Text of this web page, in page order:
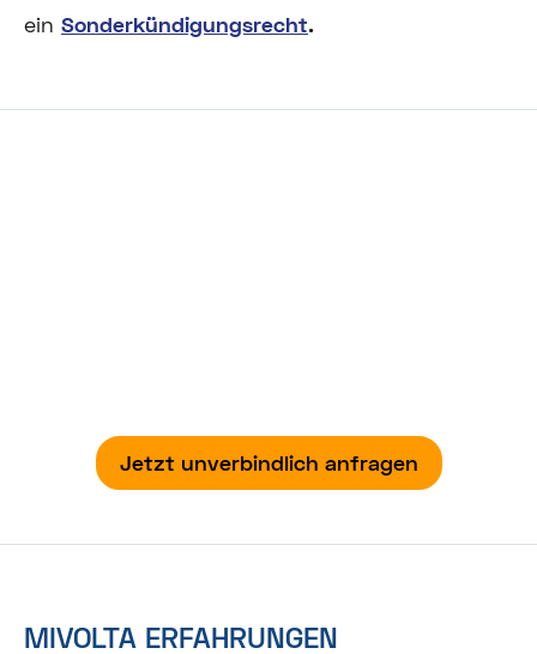
ein Sonderkündigungsrecht.
Jetzt unverbindlich anfragen
MIVOLTA ERFAHRUNGEN